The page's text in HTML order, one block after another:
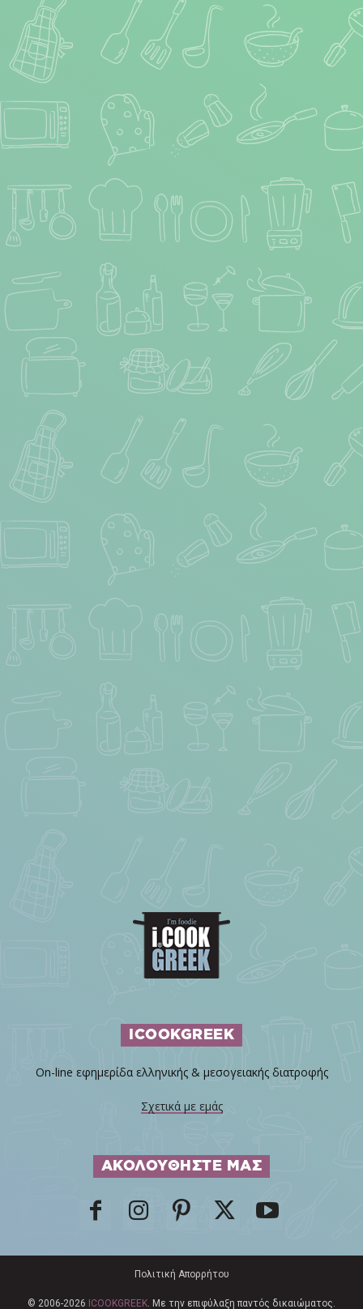
ICOOKGREEK
On-line εφημερίδα ελληνικής & μεσογειακής διατροφής
Σχετικά με εμάς
ΑΚΟΛΟΥΘΗΣΤΕ ΜΑΣ
Πολιτική Απορρήτου
© 2006-2026 ICOOKGREEK . Με την επιφύλαξη παντός δικαιώματος.